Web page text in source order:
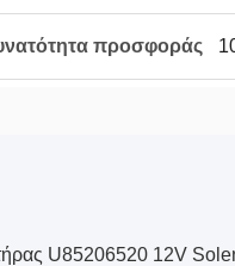
προσφοράς
U85206520 12V